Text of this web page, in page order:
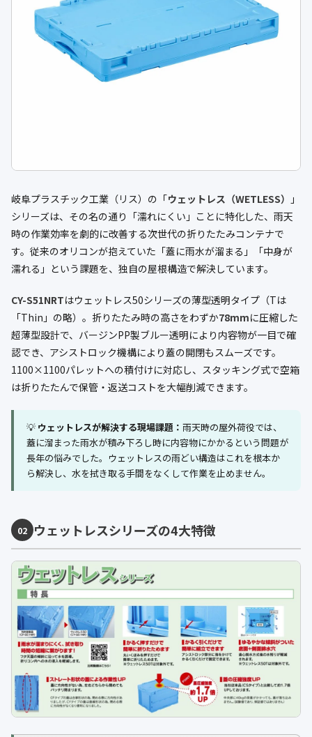
岐阜プラスチック工業（リス）の「ウェットレス（WETLESS）
」
シリーズは、その名の通り「濡れにくい」ことに特化した、雨天
時の作業効率を劇的に改善する次世代の折りたたみコンテナで
す。従来のオリコンが抱えていた「蓋に雨水が溜まる」「中身が
濡れる」という課題を、独自の屋根構造で解決しています。
CY-S51NRTはウェットレス50シリーズの薄型透明タイプ（Tは
「Thin」の略）。折りたたみ時の高さをわずか78mmに圧縮した
超薄型設計で、バージンPP製ブルー透明により内容物が一目で確
認でき、アシストロック機構により蓋の開閉もスムーズです。
1100×1100パレットへの積付けに対応し、スタッキング式で空箱
は折りたたんで保管・返送コストを大幅削減できます。
💡 ウェットレスが解決する現場課題： 雨天時の屋外荷役では、
蓋に溜まった雨水が積み下ろし時に内容物にかかるという問題が
長年の悩みでした。ウェットレスの雨どい構造はこれを根本か
ら解決し、水を拭き取る手間をなくして作業を止めません。
02 ウェットレスシリーズの4大特徴